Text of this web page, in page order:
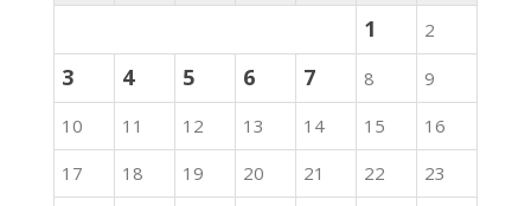
1 2
3 4 5 6 7 8
9
10
11 12 13 14 15
16
17
18 19 20 21 22
23